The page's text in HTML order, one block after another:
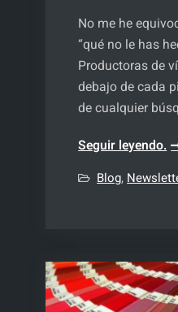
No me he
“qué no le has
Productoras de
debajo de cada
de cualquier
Seguir leyendo.
al
Blog,